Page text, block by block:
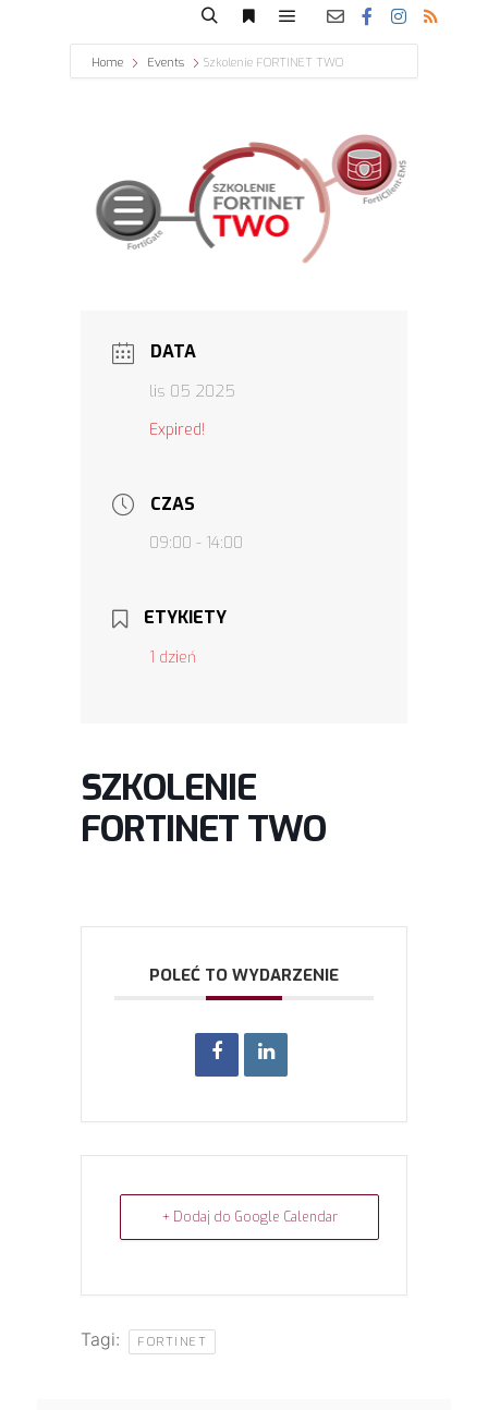
Home Events Szkolenie FORTINET TWO
DATA
lis 05 2025
Expired!
CZAS
09:00 - 14:00
ETYKIETY
1 dzień
SZKOLENIE
FORTINET TWO
POLEĆ TO WYDARZENIE
+ Dodaj do Google Calendar
Tagi: FORTINET